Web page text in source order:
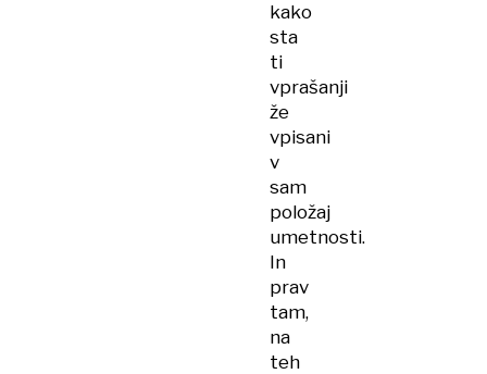
kako
sta
ti
vprašanji
že
vpisani
v
sam
položaj
umetnosti.
In
prav
tam,
na
teh